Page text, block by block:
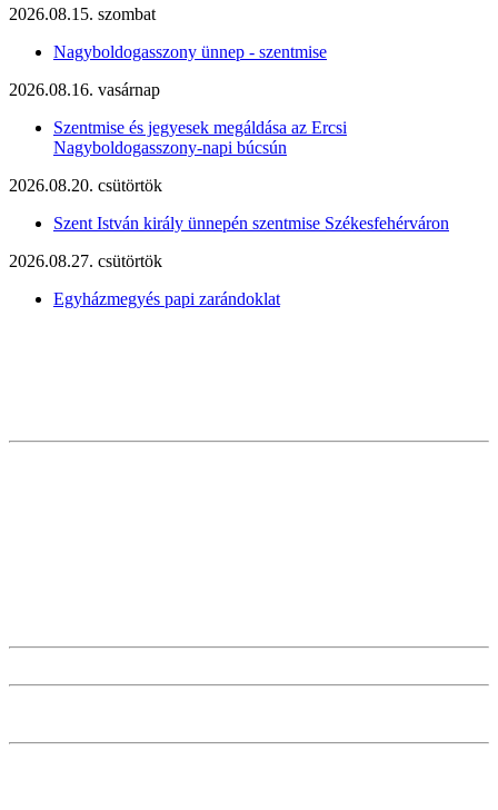
2026.08.15. szombat
Nagyboldogasszony ünnep - szentmise
2026.08.16. vasárnap
Szentmise és jegyesek megáldása az Ercsi
Nagyboldogasszony-napi búcsún
2026.08.20. csütörtök
Szent István király ünnepén szentmise Székesfehérváron
2026.08.27. csütörtök
Egyházmegyés papi zarándoklat